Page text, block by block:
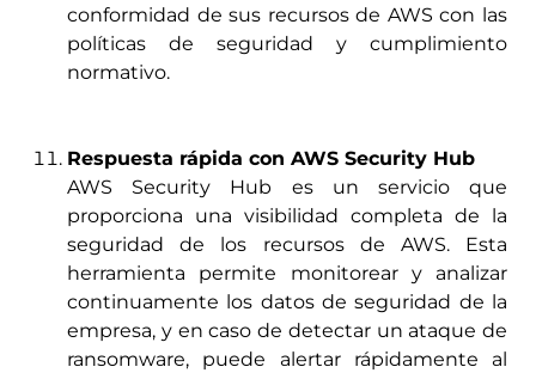
conformidad de sus recursos de AWS con las
políticas de seguridad y cumplimiento
normativo.
Respuesta rápida con AWS Security Hub
AWS Security Hub es un servicio que
proporciona una visibilidad completa de la
seguridad de los recursos de AWS. Esta
herramienta permite monitorear y analizar
continuamente los datos de seguridad de la
empresa, y en caso de detectar un ataque de
ransomware, puede alertar rápidamente al